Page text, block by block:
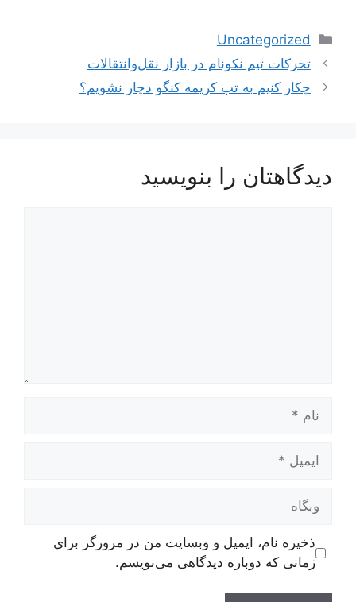
دسته‌ها
Uncategorized
ناوبری
نوشته‌ها
تحرکات تیم نکونام در بازار نقل‌و‌انتقالات
چکار کنیم به تب کریمه کنگو دچار نشویم؟
دیدگاهتان را بنویسید
ایمیل
وبگاه
ذخیره نام، ایمیل و وبسایت من در مرورگر برای
زمانی که دوباره دیدگاهی می‌نویسم.